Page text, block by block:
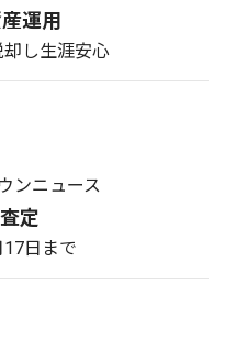
運用
却し生涯安心
ンニュース
定
日まで